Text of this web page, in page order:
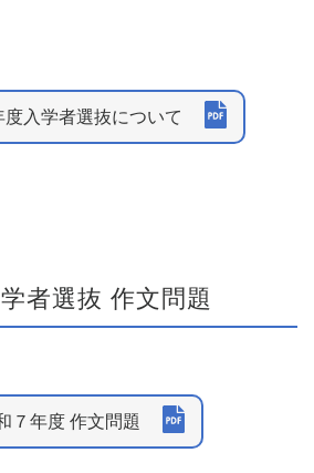
度入学者選抜について
者選抜 作文問題
７年度 作文問題